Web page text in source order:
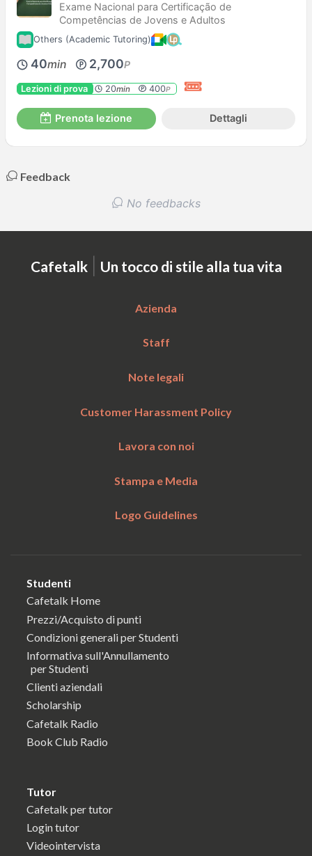
Exame Nacional para Certificação de
Competências de Jovens e Adultos
Others (Academic Tutoring)
40min 2,700P
Lezioni di prova 20min 400P
Prenota lezione Dettagli
Feedback
No feedbacks
Cafetalk | Un tocco di stile alla tua vita
Azienda
Staff
Note legali
Customer Harassment Policy
Lavora con noi
Stampa e Media
Logo Guidelines
Studenti
Cafetalk Home
Prezzi/Acquisto di punti
Condizioni generali per Studenti
Informativa sull'Annullamento
per Studenti
Clienti aziendali
Scholarship
Cafetalk Radio
Book Club Radio
Tutor
Cafetalk per tutor
Login tutor
Videointervista